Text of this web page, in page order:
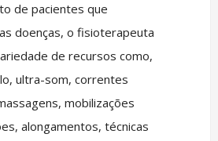
de pacientes que
doenças, o fisioterapeuta
de recursos como,
ultra-som, correntes
mobilizações
alongamentos, técnicas